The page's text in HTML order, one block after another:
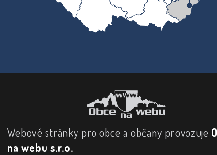
Webové stránky pro obce a občany provozuje
na webu s.r.o.